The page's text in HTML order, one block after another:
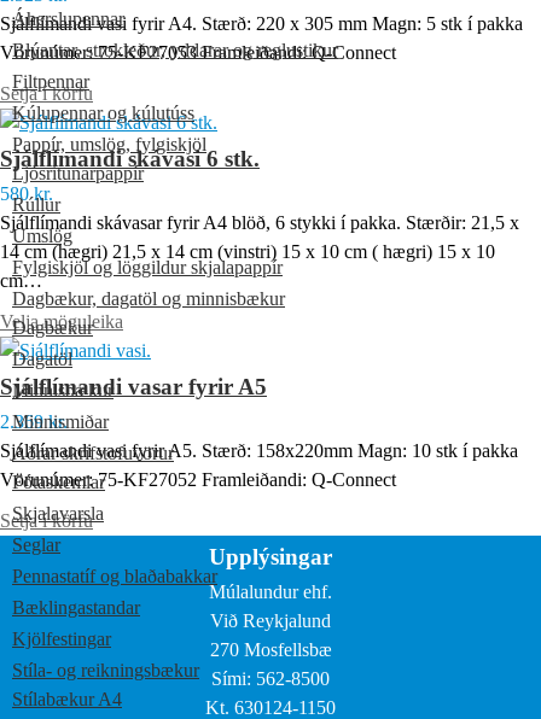
Áherslupennar
Blýantar, strokleður, yddarar og reglustikur
Filtpennar
Kúlupennar og kúlutúss
Pappír, umslög, fylgiskjöl
Ljósritunarpappír
Rúllur
Umslög
Fylgiskjöl og löggildur skjalapappír
Dagbækur, dagatöl og minnisbækur
Dagbækur
Dagatöl
Minnisbækur
Minnismiðar
Aðrar skrifstofuvörur
Fótaskemlar
Skjalavarsla
Seglar
Pennastatíf og blaðabakkar
Bæklingastandar
Kjölfestingar
Stíla- og reikningsbækur
Stílabækur A4
Sjálflímandi vasi fyrir A4. Stærð: 220 x 305 mm Magn: 5 stk í pakka
Vörunúmer: 75-KF27053 Framleiðandi: Q-Connect
Setja í körfu
Sjálflímandi skávasi 6 stk.
580kr.
Sjálflímandi skávasar fyrir A4 blöð, 6 stykki í pakka. Stærðir: 21,5 x
14 cm (hægri) 21,5 x 14 cm (vinstri) 15 x 10 cm ( hægri) 15 x 10
cm…
Velja möguleika
Sjálflímandi vasar fyrir A5
2.369kr.
Sjálflímandi vasi fyrir A5. Stærð: 158x220mm Magn: 10 stk í pakka
Vörunúmer: 75-KF27052 Framleiðandi: Q-Connect
Setja í körfu
Upplýsingar
Múlalundur ehf.
Við Reykjalund
270 Mosfellsbæ
Sími: 562-8500
Kt. 630124-1150